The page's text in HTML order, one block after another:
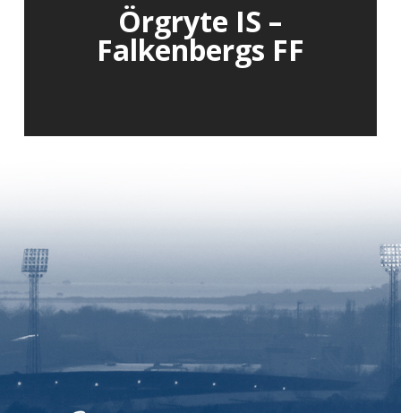
Örgryte IS –
Falkenbergs FF